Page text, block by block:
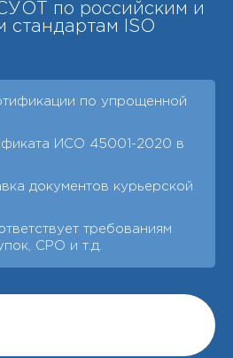
по российским и
ISO
по упрощенной
ИСО 45001-2020 в
документов курьерской
требованиям
СРО и т.д.